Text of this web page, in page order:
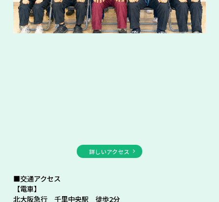
詳しいアクセス
■交通アクセス
【電車】
北大阪急行 千里中央駅 徒歩2分